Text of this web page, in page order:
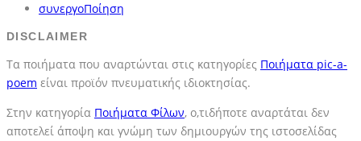
συνεργοΠοίηση
DISCLAIMER
Τα ποιήματα που αναρτώνται στις κατηγορίες Ποιήματα pic-a-
poem είναι προϊόν πνευματικής ιδιοκτησίας.
Στην κατηγορία Ποιήματα Φίλων, ο,τιδήποτε αναρτάται δεν
αποτελεί άποψη και γνώμη των δημιουργών της ιστοσελίδας